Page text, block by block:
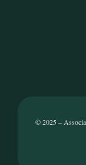
© 2025 –